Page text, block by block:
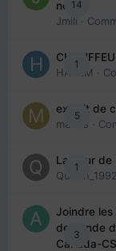
14
note
Jmili ·
1
HAZEM ·
5
extrait de
maries ·
1
La peur de
Queen_1992
3
Joindre les
demande
Canada-